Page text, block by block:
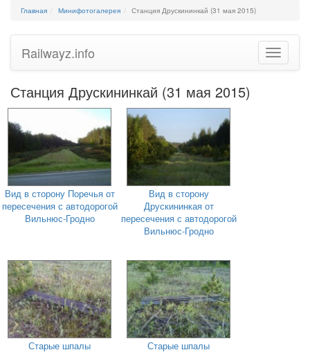
Главная Минифотогалерея Станция Друскининкай (31 мая 2015)
Toggle
Railwayz.info
Станция Друскининкай (31 мая 2015)
Вид в сторону Поречья от
пересечения с автодорогой
Вильнюс-Гродно
Вид в сторону
Друскининкая от
пересечения с автодорогой
Вильнюс-Гродно
Старые шпалы Старые шпалы